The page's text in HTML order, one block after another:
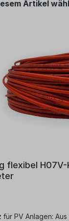
Artikel
flexibel H07V-
für PV Anlagen: